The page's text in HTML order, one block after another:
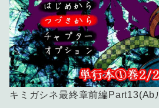
キミガシネ最終章前編Part13(Ab